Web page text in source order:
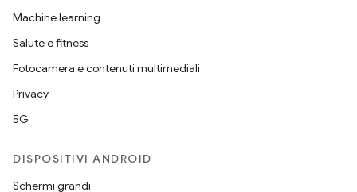
Machine learning
Salute e fitness
Fotocamera e contenuti multimediali
Privacy
5G
DISPOSITIVI ANDROID
Schermi grandi